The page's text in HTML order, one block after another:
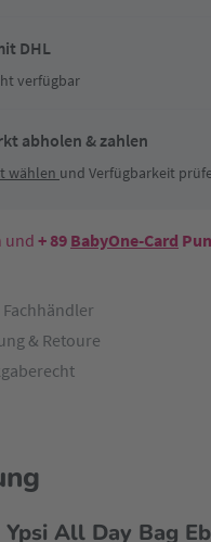
DHL
verfügbar
abholen & zahlen
wählen und Verfügbarkeit
und+ 89 BabyOne-Card
& Retoure
All Day Bag